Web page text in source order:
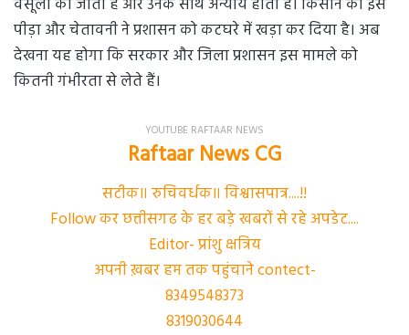
वसूली की जाती है और उनके साथ अन्याय होता है। किसान की इस
पीड़ा और चेतावनी ने प्रशासन को कटघरे में खड़ा कर दिया है। अब
देखना यह होगा कि सरकार और जिला प्रशासन इस मामले को
कितनी गंभीरता से लेते हैं।
YOUTUBE RAFTAAR NEWS
Raftaar News CG
सटीक॥ रुचिवर्धक॥ विश्वासपात्र....!!
Follow कर छत्तीसगढ के हर बड़े खबरों से रहे अपडेट....
Editor- प्रांशु क्षत्रिय
अपनी ख़बर हम तक पहुंचाने contect-
8349548373
8319030644